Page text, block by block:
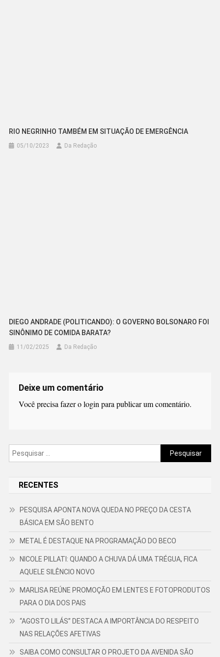
RIO NEGRINHO TAMBÉM EM SITUAÇÃO DE EMERGÊNCIA
05/10/2023 Da Redação
DIEGO ANDRADE (POLITICANDO): O GOVERNO BOLSONARO FOI
SINÔNIMO DE COMIDA BARATA?
11/02/2025 Da Redação
Deixe um comentário
Você precisa fazer ologin para publicar um comentário.
Pesquisar
por:
RECENTES
PESQUISA APONTA NOVA QUEDA NO PREÇO DA CESTA
BÁSICA EM SÃO BENTO
METAL É DESTAQUE NA PROGRAMAÇÃO DO BECO
NICOLE PILLATI: QUANDO A CHUVA DÁ UMA TRÉGUA, FICA
AQUELE SILÊNCIO NOVO
MARLISA REÚNE PROMOÇÃO EM LENTES E FOTOPRODUTOS
PARA O DIA DOS PAIS
“AGOSTO LILÁS” DESTACA A IMPORTÂNCIA DO RESPEITO
NAS RELAÇÕES AFETIVAS
SAIBA COMO CONSULTAR O PROJETO DA AVENIDA SÃO